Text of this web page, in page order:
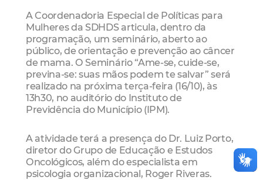
A Coordenadoria Especial de Políticas para
Mulheres da SDHDS articula, dentro da
programação, um seminário, aberto ao
público, de orientação e prevenção ao câncer
de mama. O Seminário “Ame-se, cuide-se,
previna-se: suas mãos podem te salvar” será
realizado na próxima terça-feira (16/10), às
13h30, no auditório do Instituto de
Previdência do Município (IPM).
A atividade terá a presença do Dr. Luiz Porto,
diretor do Grupo de Educação e Estudos
Oncológicos, além do especialista em
psicologia organizacional, Roger Riveras.